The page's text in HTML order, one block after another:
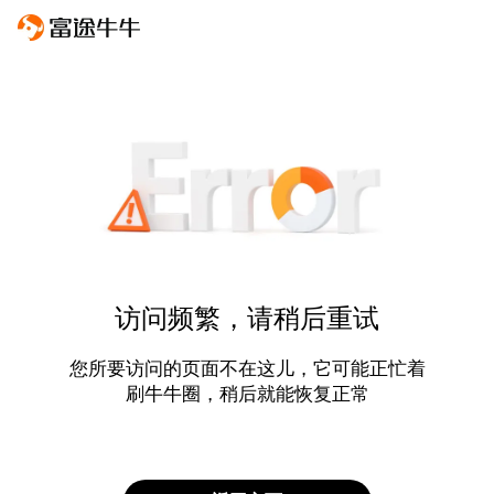
访问频繁，请稍后重试
您所要访问的页面不在这儿，它可能正忙着
刷牛牛圈，稍后就能恢复正常